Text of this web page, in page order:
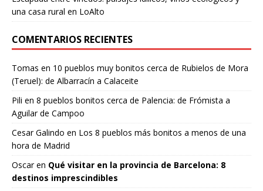
una casa rural en LoAlto
COMENTARIOS RECIENTES
Tomas en 10 pueblos muy bonitos cerca de Rubielos de Mora
(Teruel): de Albarracín a Calaceite
Pili en 8 pueblos bonitos cerca de Palencia: de Frómista a
Aguilar de Campoo
Cesar Galindo en Los 8 pueblos más bonitos a menos de una
hora de Madrid
Oscaren Qué visitar en la provincia de Barcelona: 8
destinos imprescindibles